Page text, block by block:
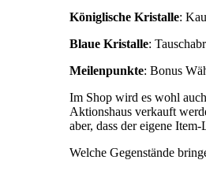
Königlische Kristalle:
Blaue Kristalle:
Meilenpunkte: Bonus
Im Shop wird es wohl
Aktionshaus verkauft
aber, dass der eigene
Welche Gegenstände